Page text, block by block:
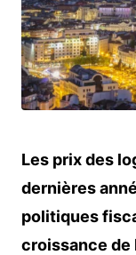
Les prix des
dernières
politiques
croissance de